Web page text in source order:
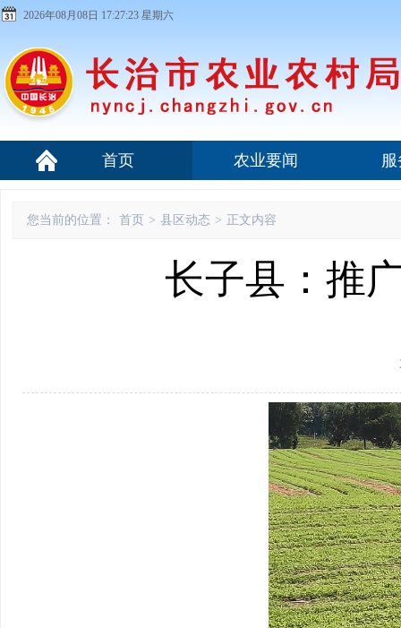
2026年08月08日 17:27:23 星期六
首页 农业要闻
您当前的位置： 首页 > 县区动态 > 正文内容
长子县：推